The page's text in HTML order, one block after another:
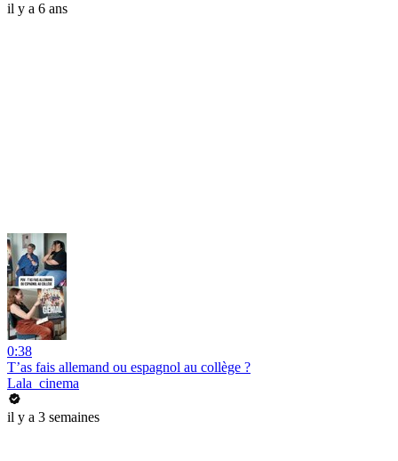
il y a 6 ans
0:38
T’as fais allemand ou espagnol au collège ?
Lala_cinema
il y a 3 semaines